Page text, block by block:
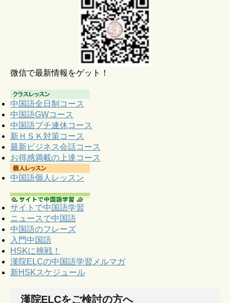
微信で最新情報をゲット！
中国語全日制コース
中国語GWコース
中国語プチ連休コース
新ＨＳＫ対策コース
最新ビジネス会話コース
お得感満載の上達コース
中国語個人レッスン
サイトで中国語学習
ニュースで中国語
中国語のフレーズ
入門中国語
HSKに挑戦！
漢院ELCの中国語学習メルマガ
新HSKスケジュール
漢院ELCをご検討の方へ